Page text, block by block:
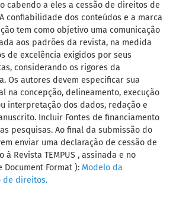
cabendo a eles a cessão de direitos de
confiabilidade dos conteúdos e a marca
tem como objetivo uma comunicação
aos padrões da revista, na medida
de excelência exigidos por seus
considerando os rigores da
Os autores devem especificar sua
na concepção, delineamento, execução
interpretação dos dados, redação e
Incluir Fontes de financiamento
pesquisas. Ao final da submissão do
enviar uma declaração de cessão de
Revista TEMPUS , assinada e no
Document Format ): Modelo da
de direitos.